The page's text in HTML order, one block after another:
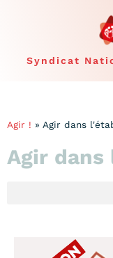
Syndicat
Agir ! » Agir dans
Agir